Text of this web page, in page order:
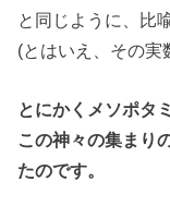
と同じように、比
(とはいえ、その実
とにかくメソポタ
この神々の集まり
たのです。